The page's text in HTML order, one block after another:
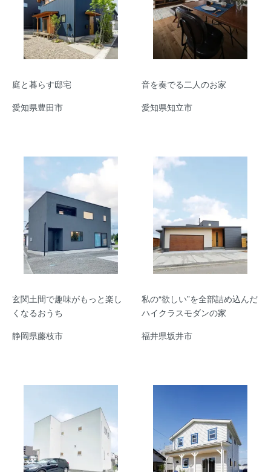
庭と暮らす邸宅
愛知県豊田市
音を奏でる二人のお家
愛知県知立市
玄関土間で趣味がもっと楽し
くなるおうち
静岡県藤枝市
私の“欲しい”を全部詰め込んだ
ハイクラスモダンの家
福井県坂井市